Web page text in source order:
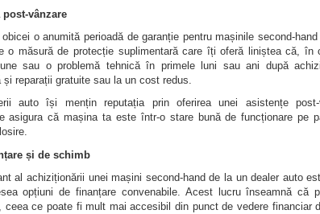
vânzare
o anumită perioadă de garanție pentru mașinile second-
o măsură de protecție suplimentară care îți oferă liniștea că, în
sau o problemă tehnică în primele luni sau ani după
și reparații gratuite sau la un cost redus.
auto își mențin reputația prin oferirea unei asistențe post-
asigura că mașina ta este într-o stare bună de funcționare pe
și de schimb
al achiziționării unei mașini second-hand de la un dealer auto
opțiuni de finanțare convenabile. Acest lucru înseamnă că
ceea ce poate fi mult mai accesibil din punct de vedere financiar